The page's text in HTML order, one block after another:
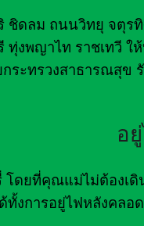
ชิดลม ถนนวิทยุ จตุร
ทุ่งพญาไท ราชเทวี
ระทรวงสาธารณสุ
อ
โดยที่คุณแม่ไม่ต้อง
ทั้งการอยู่ไฟหลังคล